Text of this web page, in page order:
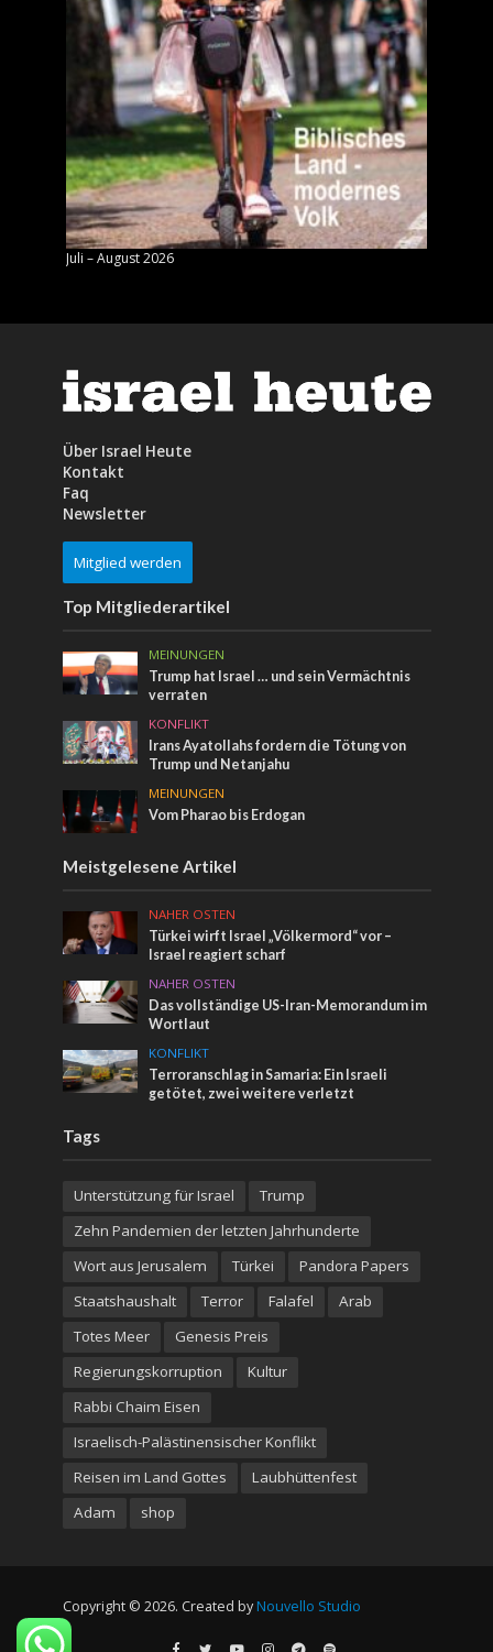
Juli – August 2026
Über Israel Heute
Kontakt
Faq
Newsletter
Mitglied werden
Top Mitgliederartikel
MEINUNGEN
Trump hat Israel … und sein Vermächtnis
verraten
KONFLIKT
Irans Ayatollahs fordern die Tötung von
Trump und Netanjahu
MEINUNGEN
Vom Pharao bis Erdogan
Meistgelesene Artikel
NAHER OSTEN
Türkei wirft Israel „Völkermord“ vor –
Israel reagiert scharf
NAHER OSTEN
Das vollständige US-Iran-Memorandum im
Wortlaut
KONFLIKT
Terroranschlag in Samaria: Ein Israeli
getötet, zwei weitere verletzt
Tags
Unterstützung für Israel
Trump
Zehn Pandemien der letzten Jahrhunderte
Wort aus Jerusalem
Türkei
Pandora Papers
Staatshaushalt
Terror Falafel
Arab
Totes Meer
Genesis Preis
Regierungskorruption
Kultur
Rabbi Chaim Eisen
Israelisch-Palästinensischer Konflikt
Reisen im Land Gottes
Laubhüttenfest
Adam
shop
Copyright © 2026. Created by Nouvello Studio